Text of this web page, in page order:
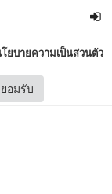
ยบายความเป็นส่วนตัว
อมรับ